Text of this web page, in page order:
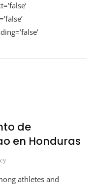
de
en Honduras
athletes and